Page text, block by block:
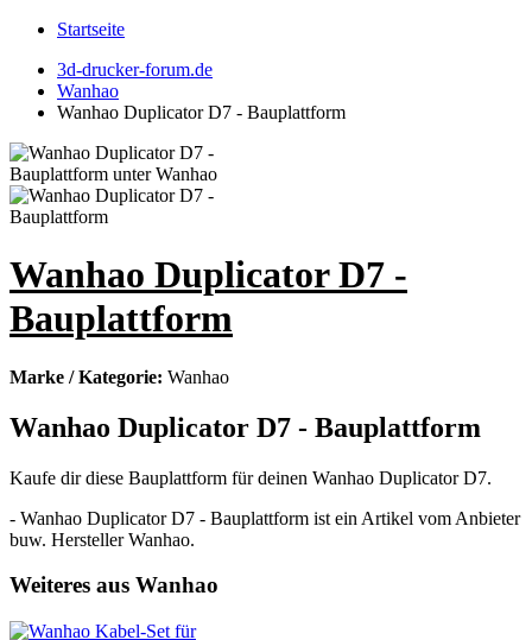
Startseite
3d-drucker-forum.de
Wanhao
Wanhao Duplicator D7 - Bauplattform
Wanhao Duplicator D7 -
Bauplattform
Marke / Kategorie: Wanhao
Wanhao Duplicator D7 - Bauplattform
Kaufe dir diese Bauplattform für deinen Wanhao Duplicator D7.
- Wanhao Duplicator D7 - Bauplattform ist ein Artikel vom Anbieter
buw. Hersteller Wanhao.
Weiteres aus Wanhao